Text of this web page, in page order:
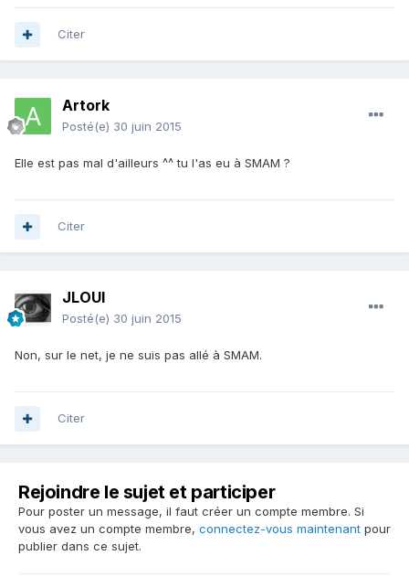
Citer
Artork
Posté(e) 30 juin 2015
Elle est pas mal d'ailleurs ^^ tu l'as eu à SMAM ?
Citer
JLOUI
Posté(e) 30 juin 2015
Non, sur le net, je ne suis pas allé à SMAM.
Citer
Rejoindre le sujet et participer
Pour poster un message, il faut créer un compte membre. Si
vous avez un compte membre, connectez-vous maintenant pour
publier dans ce sujet.